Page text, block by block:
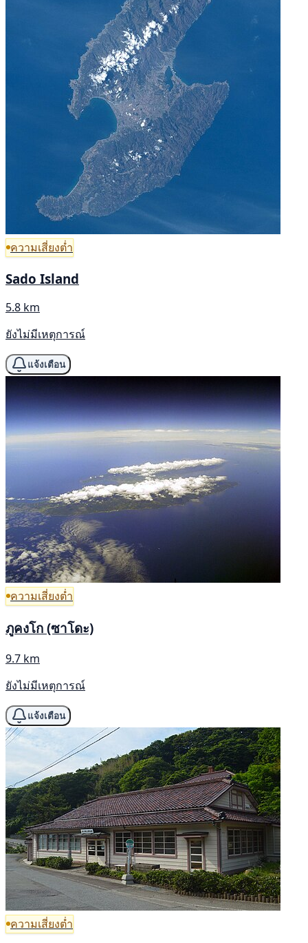
ความเสี่ยงต่ำ
Sado Island
5.8 km
ยังไม่มีเหตุการณ์
แจ้งเตือน
ความเสี่ยงต่ำ
ภูคงโก (ซาโดะ)
9.7 km
ยังไม่มีเหตุการณ์
แจ้งเตือน
ความเสี่ยงต่ำ